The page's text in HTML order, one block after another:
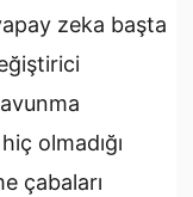
zeka başta
olmadığı
çabaları